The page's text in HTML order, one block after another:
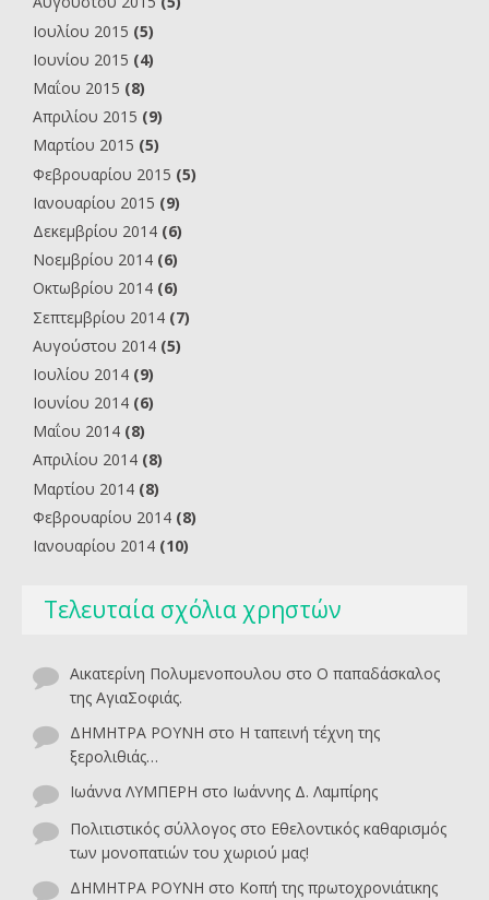
Ιουλίου 2015 (5)
Ιουνίου 2015 (4)
Μαΐου 2015 (8)
Απριλίου 2015 (9)
Μαρτίου 2015 (5)
Φεβρουαρίου 2015 (5)
Ιανουαρίου 2015 (9)
Δεκεμβρίου 2014 (6)
Νοεμβρίου 2014 (6)
Οκτωβρίου 2014 (6)
Σεπτεμβρίου 2014 (7)
Αυγούστου 2014 (5)
Ιουλίου 2014 (9)
Ιουνίου 2014 (6)
Μαΐου 2014 (8)
Απριλίου 2014 (8)
Μαρτίου 2014 (8)
Φεβρουαρίου 2014 (8)
Ιανουαρίου 2014 (10)
Τελευταία σχόλια χρηστών
Αικατερίνη Πολυμενοπουλου στο O παπαδάσκαλος
της ΑγιαΣοφιάς.
ΔΗΜΗΤΡΑ ΡΟΥΝΗ στο Η ταπεινή τέχνη της
ξερολιθιάς…
Ιωάννα ΛΥΜΠΕΡΗ στο Ιωάννης Δ. Λαμπίρης
Πολιτιστικός σύλλογος στο Εθελοντικός καθαρισμός
των μονοπατιών του χωριού μας!
ΔΗΜΗΤΡΑ ΡΟΥΝΗ στο Κοπή της πρωτοχρονιάτικης